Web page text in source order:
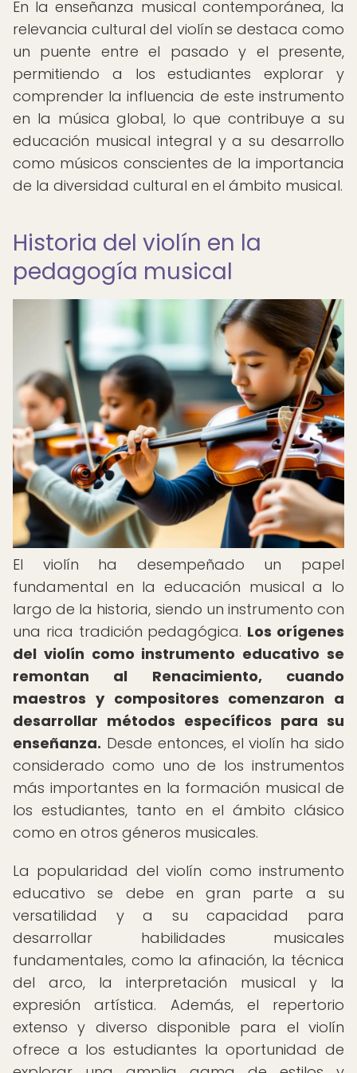
En la enseñanza musical contemporánea, la
relevancia cultural del violín se destaca como
un puente entre el pasado y el presente,
permitiendo a los estudiantes explorar y
comprender la influencia de este instrumento
en la música global, lo que contribuye a su
educación musical integral y a su desarrollo
como músicos conscientes de la importancia
de la diversidad cultural en el ámbito musical.
Historia del violín en la
pedagogía musical
El violín ha desempeñado un papel
fundamental en la educación musical a lo
largo de la historia, siendo un instrumento con
una rica tradición pedagógica. Los orígenes
del violín como instrumento educativo se
remontan al Renacimiento, cuando
maestros y compositores comenzaron a
desarrollar métodos específicos para su
enseñanza. Desde entonces, el violín ha sido
considerado como uno de los instrumentos
más importantes en la formación musical de
los estudiantes, tanto en el ámbito clásico
como en otros géneros musicales.
La popularidad del violín como instrumento
educativo se debe en gran parte a su
versatilidad y a su capacidad para
desarrollar habilidades musicales
fundamentales, como la afinación, la técnica
del arco, la interpretación musical y la
expresión artística. Además, el repertorio
extenso y diverso disponible para el violín
ofrece a los estudiantes la oportunidad de